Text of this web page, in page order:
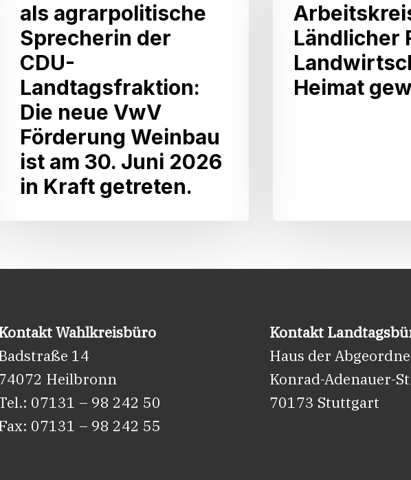
Huber
MdL
agrarpolitische
Sprecherin
der
CDU-
Landtagsfraktion:
30.
als agrarpolitische
Sprecherin der
CDU-
Landtagsfraktion:
Die neue VwV
Förderung Weinbau
ist am 30. Juni 2026
in Kraft getreten.
Vorsitzenden
des
Arbeitskreises
Ländlicher
Ländlicher
Heimat
Wahlkreisbüro
14
74072 Heilbronn
07131 – 98 242 50
07131 – 98 242 55
Kontakt
Haus der
Konrad-Adenauer-
70173 Stuttgart